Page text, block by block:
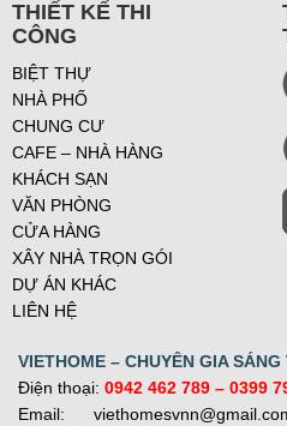
THIẾT KẾ THI
CÔNG
BIỆT THỰ
NHÀ PHỐ
CHUNG CƯ
CAFE – NHÀ HÀNG
KHÁCH SẠN
VĂN PHÒNG
CỬA HÀNG
XÂY NHÀ TRỌN GÓI
DỰ ÁN KHÁC
LIÊN HỆ
VIETHOME – CHUYÊN GIA
Điện thoại: 0942 462 789 – 0399
Email: